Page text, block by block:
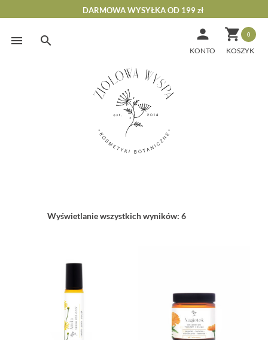
Skip
DARMOWA WYSYŁKA OD 199 zł
 0

KONTO
Wyświetlanie wszystkich wyników: 6